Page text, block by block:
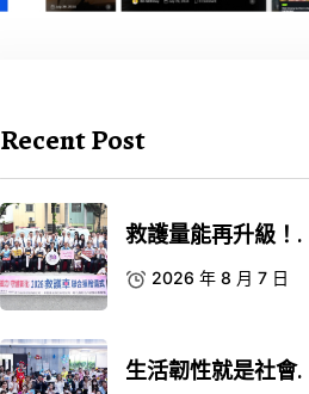
Recent Post
救護量能再升級！.
2026 年 8 月 7 日
生活韌性就是社會.